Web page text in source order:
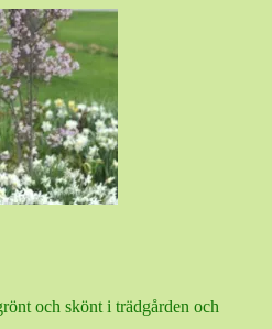
och skönt i trädgården och